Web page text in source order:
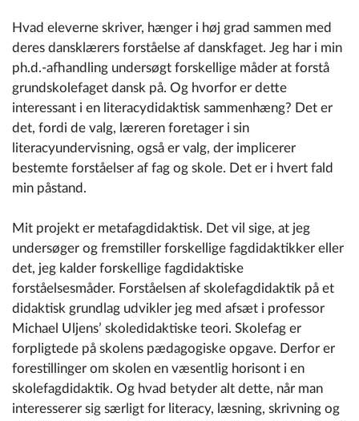
Hvad eleverne skriver, hænger i høj grad sammen med
deres dansklærers forståelse af danskfaget. Jeg har i min
ph.d.-afhandling undersøgt forskellige måder at forstå
grundskolefaget dansk på. Og hvorfor er dette
interessant i en literacydidaktisk sammenhæng? Det er
det, fordi de valg, læreren foretager i sin
literacyundervisning, også er valg, der implicerer
bestemte forståelser af fag og skole. Det er i hvert fald
min påstand.
Mit projekt er metafagdidaktisk. Det vil sige, at jeg
undersøger og fremstiller forskellige fagdidaktikker eller
det, jeg kalder forskellige fagdidaktiske
forståelsesmåder. Forståelsen af skolefagdidaktik på et
didaktisk grundlag udvikler jeg med afsæt i professor
Michael Uljens’ skoledidaktiske teori. Skolefag er
forpligtede på skolens pædagogiske opgave. Derfor er
forestillinger om skolen en væsentlig horisont i en
skolefagdidaktik. Og hvad betyder alt dette, når man
interesserer sig særligt for literacy, læsning, skrivning og